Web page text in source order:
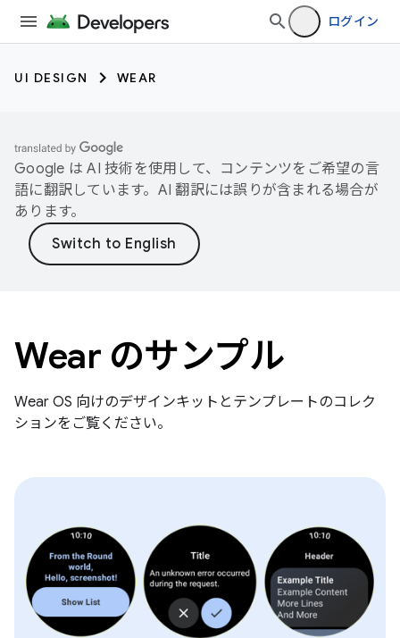
ログイン
UI DESIGN WEAR
Google は AI 技術を使用して、コンテンツをご希望の言
語に翻訳しています。AI 翻訳には誤りが含まれる場合が
あります。
Wear のサンプル
Wear OS 向けのデザインキットとテンプレートのコレク
ションをご覧ください。